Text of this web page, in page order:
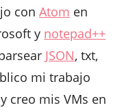
conAtom en
y notepad++
JSON, txt,
mi trabajo
creo mis VMs en